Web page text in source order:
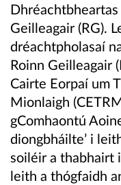
Geilleagair (RG).
dréachtpholasaí
Roinn Geilleagair
Cairte Eorpaí um
Mionlaigh
gComhaontú
diongbháilte’ i
soiléir a thabhairt
leith a thógfaidh